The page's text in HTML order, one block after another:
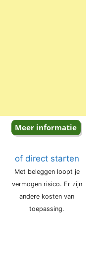
of direct starten
Met beleggen loopt je
vermogen risico. Er zijn
andere kosten van
toepassing.